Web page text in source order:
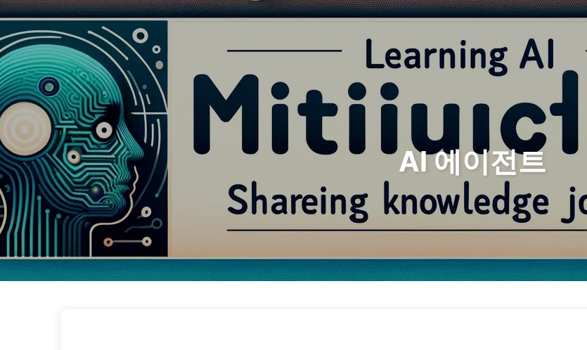
AI 변혁으로 가는 길 검색 홈
AI 에이전트